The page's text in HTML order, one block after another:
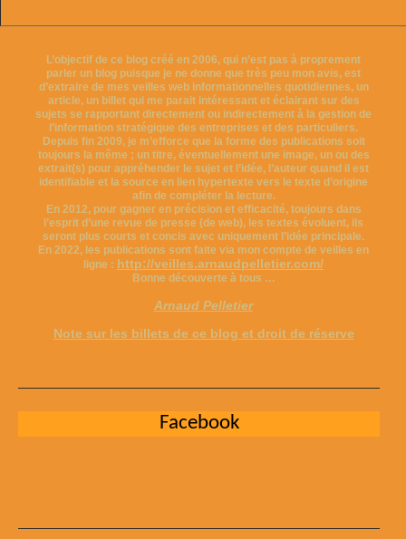
L’objectif de ce blog créé en 2006, qui n’est pas à proprement
parler un blog puisque je ne donne que très peu mon avis, est
d’extraire de mes veilles web informationnelles quotidiennes, un
article, un billet qui me parait intéressant et éclairant sur des
sujets se rapportant directement ou indirectement à la gestion de
l’information stratégique des entreprises et des particuliers.
Depuis fin 2009, je m’efforce que la forme des publications soit
toujours la même ; un titre, éventuellement une image, un ou des
extrait(s) pour appréhender le sujet et l’idée, l’auteur quand il est
identifiable et la source en lien hypertexte vers le texte d’origine
afin de compléter la lecture.
En 2012, pour gagner en précision et efficacité, toujours dans
l’esprit d’une revue de presse (de web), les textes évoluent, ils
seront plus courts et concis avec uniquement l’idée principale.
En 2022, les publications sont faite via mon compte de veilles en
ligne : http://veilles.arnaudpelletier.com/
Bonne découverte à tous …
Arnaud Pelletier
Note sur les billets de ce blog et droit de réserve
Facebook